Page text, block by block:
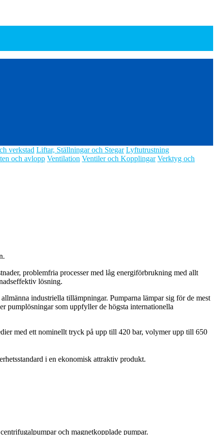
verkstad Liftar, Ställningar och Stegar Lyftutrustning
och avlopp Ventilation Ventiler och Kopplingar Verktyg och
problemfria processer med låg energiförbrukning med allt
lösning.
industriella tillämpningar. Pumparna lämpar sig för de mest
pumplösningar som uppfyller de högsta internationella
med ett nominellt tryck på upp till 420 bar, volymer upp till 650
i en ekonomisk attraktiv produkt.
och magnetkopplade pumpar.